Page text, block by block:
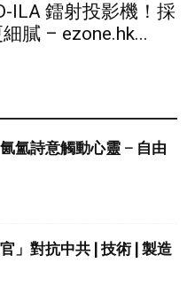
ILA 鐳射投影機！採
膩 – ezone.hk...
氳詩意觸動心靈 – 自由
」對抗中共 | 技術 | 製造